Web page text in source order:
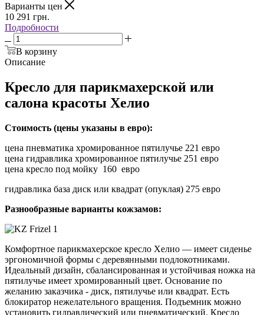
Варианты цен
10 291 грн.
Подробности
В корзину
Описание
Кресло для парикмахерской или
салона красоты Хелио
Стоимость (цены указаны в евро):
цена пневматика хромированное пятилучье 221 евро
цена гидравлика хромированное пятилучье 251 евро
цена кресло под мойку 160 евро
гидравлика база диск или квадрат (опуклая) 275 евро
Разнообразные варианты кожзамов:
Комфортное парикмахерское кресло Хелио ― имеет сиденье
эргономичной формы с деревянными подлокотниками.
Идеальный дизайн, сбалансированная и устойчивая ножка на
пятилучье имеет хромированный цвет. Основание по
желанию заказчика - диск, пятилучье или квадрат. Есть
блокиратор нежелательного вращения. Подъемник можно
установить гидравлический или пневматический. Кресло